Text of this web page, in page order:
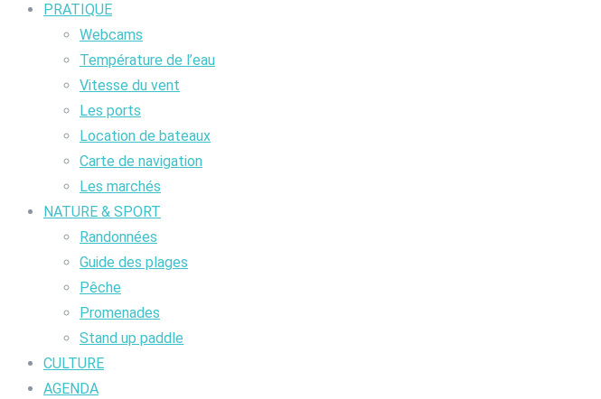
PRATIQUE
Webcams
Température de l’eau
Vitesse du vent
Les ports
Location de bateaux
Carte de navigation
Les marchés
NATURE & SPORT
Randonnées
Guide des plages
Pêche
Promenades
Stand up paddle
CULTURE
AGENDA